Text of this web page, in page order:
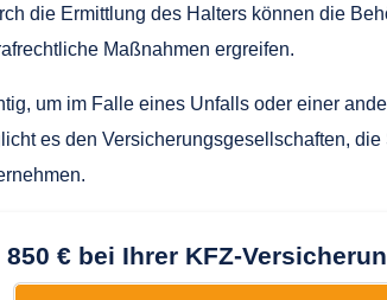
die Ermittlung des Halters können die
Maßnahmen ergreifen.
um im Falle eines Unfalls oder einer
es den Versicherungsgesellschaften,
850 € bei Ihrer KFZ-